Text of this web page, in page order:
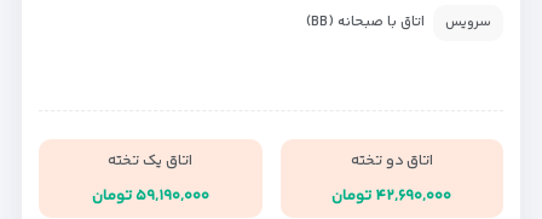
سرویس اتاق با صبحانه (BB)
اتاق دو تخته
۴۲,۶۹۰,۰۰۰ تومان
اتاق یک تخته
۵۹,۱۹۰,۰۰۰ تومان